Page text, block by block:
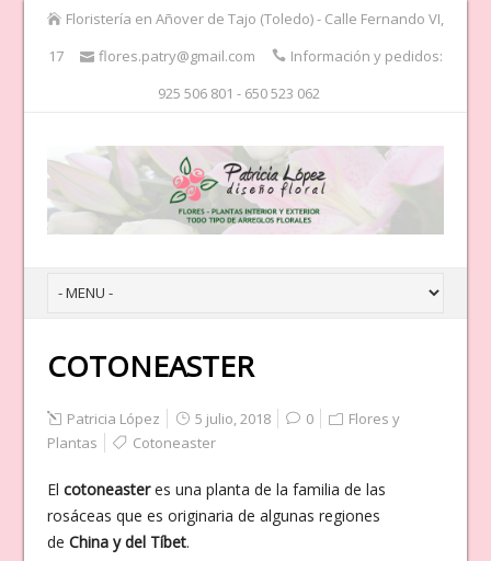
Floristería en Añover de Tajo (Toledo) - Calle Fernando VI,
17
flores.patry@gmail.com
Información y pedidos:
925 506 801 - 650 523 062
COTONEASTER
Patricia López 5 julio, 2018 0
Flores y
Plantas
Cotoneaster
El cotoneasteres una planta de la familia de las
rosáceas que es originaria de algunas regiones
de China y del Tíbet.